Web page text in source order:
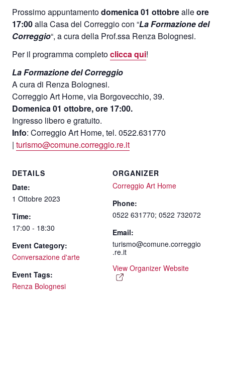
Prossimo appuntamentodomenica 01 ottobrealleore
17:00alla Casa del Correggio con “La Formazione del
Correggio“, a cura della Prof.ssa Renza Bolognesi.
Per il programma completoclicca qui!
La Formazione del Correggio
A cura di Renza Bolognesi.
Correggio Art Home, via Borgovecchio, 39.
Domenica 01 ottobre, ore 17:00.
Ingresso libero e gratuito.
Info: Correggio Art Home, tel. 0522.631770
| turismo@comune.correggio.re.it
DETAILS
Date:
1 Ottobre 2023
Time:
17:00 - 18:30
Event Category:
Conversazione d'arte
Event Tags:
Renza Bolognesi
ORGANIZER
Correggio Art Home
Phone:
0522 631770; 0522 732072
Email:
turismo@comune.correggio
.re.it
View Organizer Website